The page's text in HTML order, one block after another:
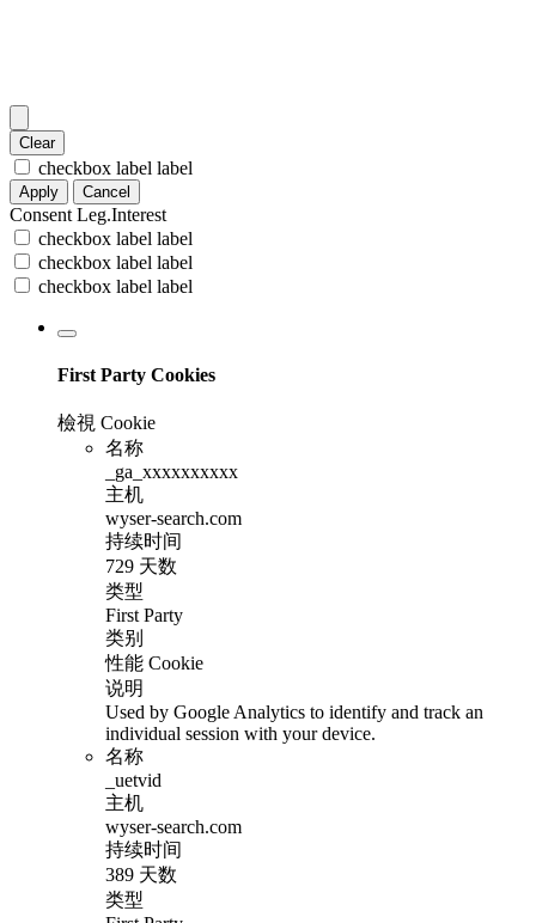
Clear
checkbox label label
Apply Cancel
Consent Leg.Interest
checkbox label label
checkbox label label
checkbox label label
First Party Cookies
檢視 Cookie
名称
_ga_xxxxxxxxxx
主机
wyser-search.com
持续时间
729 天数
类型
First Party
类别
性能 Cookie
说明
Used by Google Analytics to identify and track an
individual session with your device.
名称
_uetvid
主机
wyser-search.com
持续时间
389 天数
类型